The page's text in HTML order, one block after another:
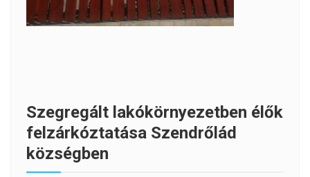
Szegregált lakókörnyezetben élők
felzárkóztatása Szendrőlád
községben